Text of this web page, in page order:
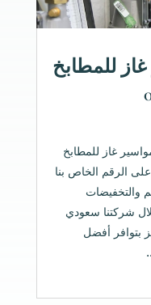
للمطابخ
غاز للمطابخ
الرقم الخاص بنا
والتخفيضات
شركتنا سعودي
بتوافر أفضل